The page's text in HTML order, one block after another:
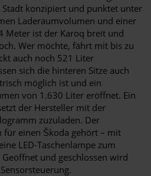
konzipiert und punktet unter
Laderaumvolumen und einer
Meter ist der Karoq breit und
Wer möchte, fährt mit bis zu
auch noch 521 Liter
sich die hinteren Sitze auch
möglich ist und ein
von 1.630 Liter eröffnet. Ein
der Hersteller mit der
zuzuladen. Der
für einen Škoda gehört – mit
LED-Taschenlampe zum
und geschlossen wird